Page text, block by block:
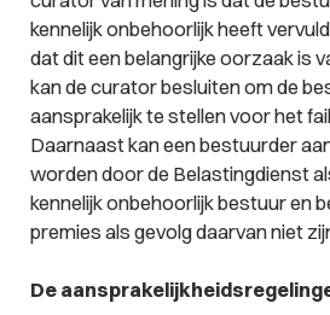
kennelijk onbehoorlijk heeft
dat dit een belangrijke oorzaak is
kan de curator besluiten om de
aansprakelijk te stellen voor het
Daarnaast kan een bestuurder
worden door de Belastingdienst
kennelijk onbehoorlijk bestuur en
premies als gevolg daarvan niet
De